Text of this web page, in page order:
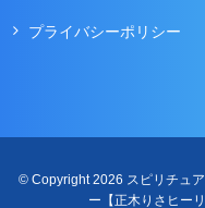
プライバシーポリシー
© Copyright 2026 スピリチュ
ー【正木りさヒー